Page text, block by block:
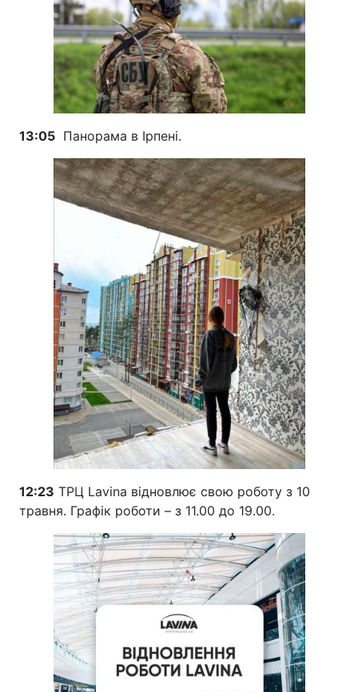
13:05 Панорама в Ірпені.
12:23 ТРЦ Lavina відновлює свою роботу з 10
травня. Графік роботи – з 11.00 до 19.00.